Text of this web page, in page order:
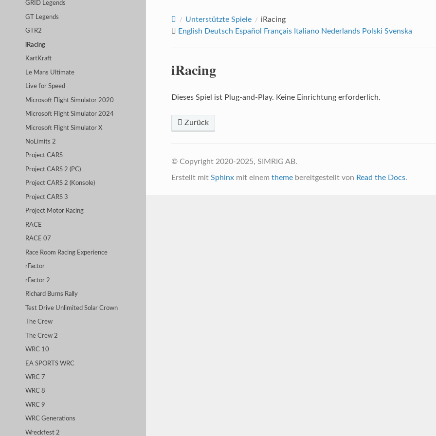
GRID Legends
GT Legends
GTR2
iRacing
KartKraft
Le Mans Ultimate
Live for Speed
Microsoft Flight Simulator 2020
Microsoft Flight Simulator 2024
Microsoft Flight Simulator X
NoLimits 2
Project CARS
Project CARS 2 (PC)
Project CARS 2 (Konsole)
Project CARS 3
Project Motor Racing
RACE
RACE 07
Race Room Racing Experience
rFactor
rFactor 2
Richard Burns Rally
Test Drive Unlimited Solar Crown
The Crew
The Crew 2
WRC 10
EA SPORTS WRC
WRC 7
WRC 8
WRC 9
WRC Generations
Wreckfest 2
Unterstützte Spiele
iRacing
English Deutsch Español Français Italiano Nederlands Polski Svenska
iRacing
Dieses Spiel ist Plug-and-Play. Keine Einrichtung erforderlich.
Zurück
© Copyright 2020-2025, SIMRIG AB.
Erstellt mit Sphinxmit einem themebereitgestellt von Read the Docs.